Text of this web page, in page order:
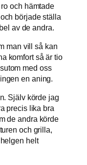
och hämtade
började ställa
av de andra.
man vill så kan
komfort så är tio
med oss
en aning.
Själv körde jag
precis lika bra
de andra körde
och grilla,
helt